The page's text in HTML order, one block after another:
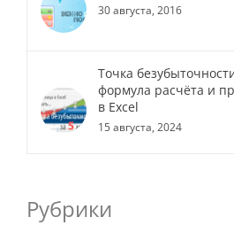
30 августа, 2016
Точка
формула расчёта и
в Excel
15 августа, 2024
Рубрики